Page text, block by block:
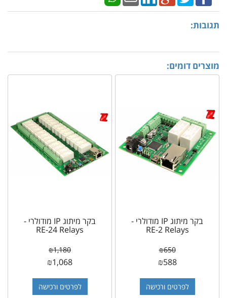
תגובות:
מוצרים דומים:
בקר מיתוג IP מודולרי -
RE-2 Relays
₪650
₪588
לפרטים ורכישה
בקר מיתוג IP מודולרי -
RE-24 Relays
₪1,180
₪1,068
לפרטים ורכישה